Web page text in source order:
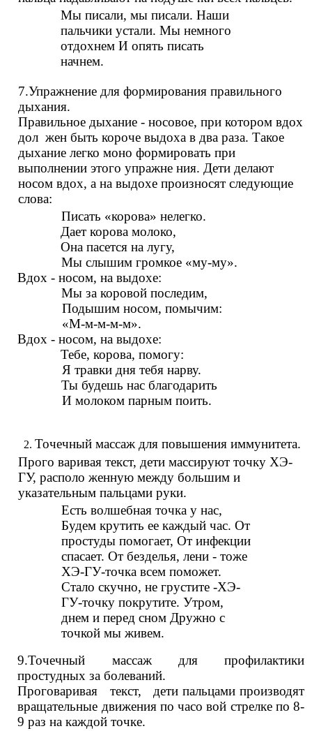
Мы писали, мы писали. Наши
пальчики устали. Мы немного
отдохнем И опять писать
начнем.
7.Упражнение для формирования правильного
дыхания.
Правильное дыхание - носовое, при котором вдох
дол жен быть короче выдоха в два раза. Такое
дыхание легко моно формировать при
выполнении этого упражне ния. Дети делают
носом вдох, а на выдохе произносят следующие
слова:
Писать «корова» нелегко.
Дает корова молоко,
Она пасется на лугу,
Мы слышим громкое «му-му».
Вдох - носом, на выдохе:
Мы за коровой последим,
Подышим носом, помычим:
«М-м-м-м-м».
Вдох - носом, на выдохе:
Тебе, корова, помогу:
Я травки дня тебя нарву.
Ты будешь нас благодарить
И молоком парным поить.
Точечный массаж для повышения иммунитета.
Прого варивая текст, дети массируют точку ХЭ-
ГУ, располо женную между большим и
указательным пальцами руки.
Есть волшебная точка у нас,
Будем крутить ее каждый час. От
простуды помогает, От инфекции
спасает. От безделья, лени - тоже
ХЭ-ГУ-точка всем поможет.
Стало скучно, не грустите -ХЭ-
ГУ-точку покрутите. Утром,
днем и перед сном Дружно с
точкой мы живем.
9.Точечный массаж для профилактики
простудных за болеваний.
Проговаривая текст, дети пальцами производят
вращательные движения по часо вой стрелке по 8-
9 раз на каждой точке.